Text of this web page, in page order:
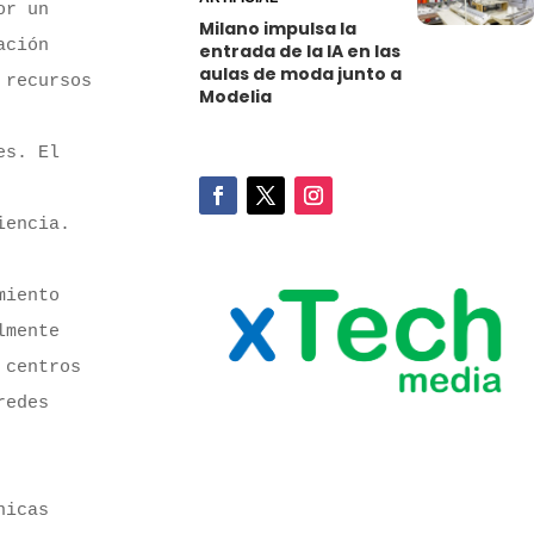
un
El
Milano impulsa la
entrada de la IA en las
aulas de moda junto a
Modelia